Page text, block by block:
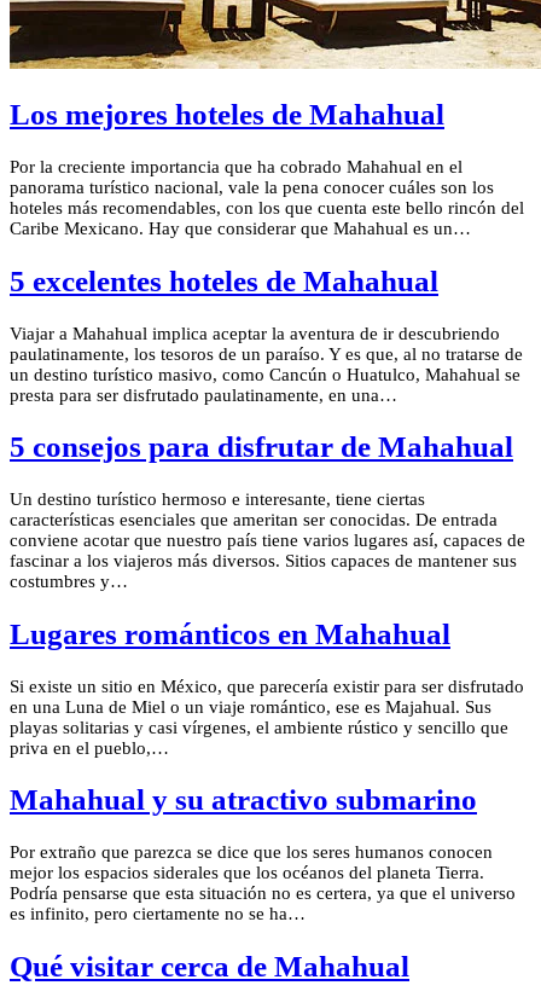
Los mejores hoteles de Mahahual
Por la creciente importancia que ha cobrado Mahahual en el
panorama turístico nacional, vale la pena conocer cuáles son los
hoteles más recomendables, con los que cuenta este bello rincón del
Caribe Mexicano. Hay que considerar que Mahahual es un…
5 excelentes hoteles de Mahahual
Viajar a Mahahual implica aceptar la aventura de ir descubriendo
paulatinamente, los tesoros de un paraíso. Y es que, al no tratarse de
un destino turístico masivo, como Cancún o Huatulco, Mahahual se
presta para ser disfrutado paulatinamente, en una…
5 consejos para disfrutar de Mahahual
Un destino turístico hermoso e interesante, tiene ciertas
características esenciales que ameritan ser conocidas. De entrada
conviene acotar que nuestro país tiene varios lugares así, capaces de
fascinar a los viajeros más diversos. Sitios capaces de mantener sus
costumbres y…
Lugares románticos en Mahahual
Si existe un sitio en México, que parecería existir para ser disfrutado
en una Luna de Miel o un viaje romántico, ese es Majahual. Sus
playas solitarias y casi vírgenes, el ambiente rústico y sencillo que
priva en el pueblo,…
Mahahual y su atractivo submarino
Por extraño que parezca se dice que los seres humanos conocen
mejor los espacios siderales que los océanos del planeta Tierra.
Podría pensarse que esta situación no es certera, ya que el universo
es infinito, pero ciertamente no se ha…
Qué visitar cerca de Mahahual